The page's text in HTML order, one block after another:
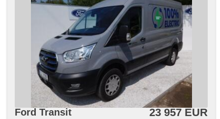
Ford Transit 23 957 EUR